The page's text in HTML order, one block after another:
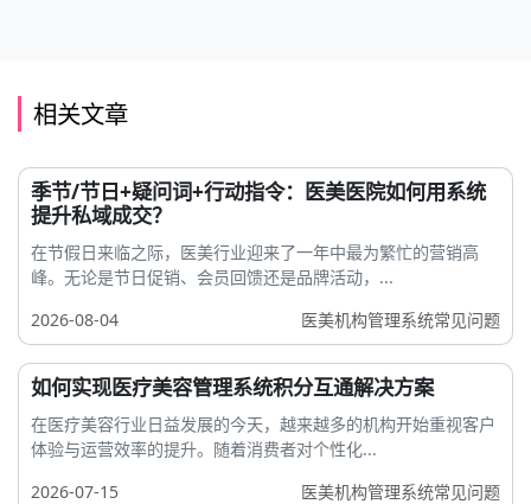
相关文章
季节/节日+疑问词+行动指令：医美医院如何用系统
提升私域成交？
在节假日来临之际，医美行业迎来了一年中最为繁忙的营销高
峰。无论是节日促销、会员回馈还是品牌活动，...
2026-08-04
医美机构管理系统常见问题
如何实现医疗美容管理系统积分互通解决方案
在医疗美容行业日益发展的今天，越来越多的机构开始重视客户
体验与运营效率的提升。随着消费者对个性化...
2026-07-15
医美机构管理系统常见问题